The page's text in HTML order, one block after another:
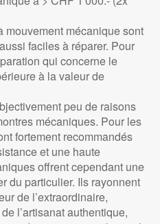
mouvement mécanique sont
faciles à réparer. Pour
qui concerne le
à la valeur de
peu de raisons
mécaniques. Pour les
fortement recommandés
et une haute
offrent cependant une
du particulier. Ils rayonnent
de l’extraordinaire,
l’artisanat authentique,